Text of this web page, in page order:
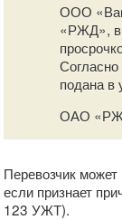
ООО
«РЖД», в
Согласно
подана в
ОАО
Перевозчик
если признает
123 УЖТ).